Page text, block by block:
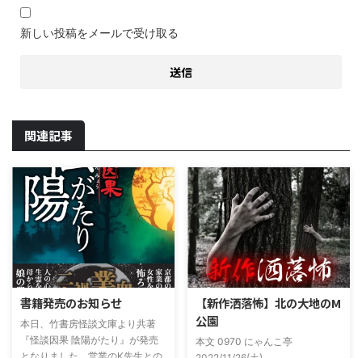
新しい投稿をメールで受け取る
関連記事
書籍発売のお知らせ
本日、竹書房怪談文庫より共著
『怪談因果 陰陽がたり』が発売
【新作洒落怖】北の大地のM
公園
本文 0970 にゃんこ亭